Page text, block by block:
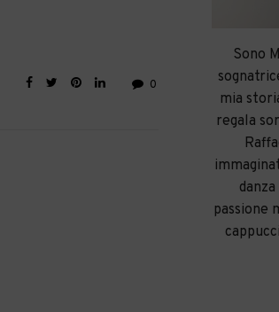
0
Sono
mia
regala
passione